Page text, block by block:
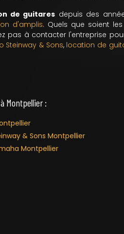
de guitares depuis des
d'amplis. Quels que soient
pas à contacter l'entreprise
Steinway & Sons, location de
Montpellier :
& Sons Montpellier
Montpellier